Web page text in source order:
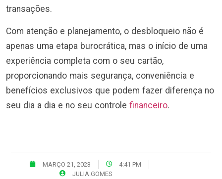
transações.
Com atenção e planejamento, o desbloqueio não é
apenas uma etapa burocrática, mas o início de uma
experiência completa com o seu cartão,
proporcionando mais segurança, conveniência e
benefícios exclusivos que podem fazer diferença no
seu dia a dia e no seu controle financeiro.
MARÇO 21, 2023
4:41 PM
JULIA.GOMES